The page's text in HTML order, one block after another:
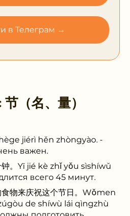
в Телеграм →
节（名、量）
jiérì hěn zhòngyào. -
важен.
钟。Yī jié kè zhǐ yǒu sìshíwǔ
всего 45 минут.
食物来庆祝这个节日。Wǒmen
de shíwù lái qìngzhù